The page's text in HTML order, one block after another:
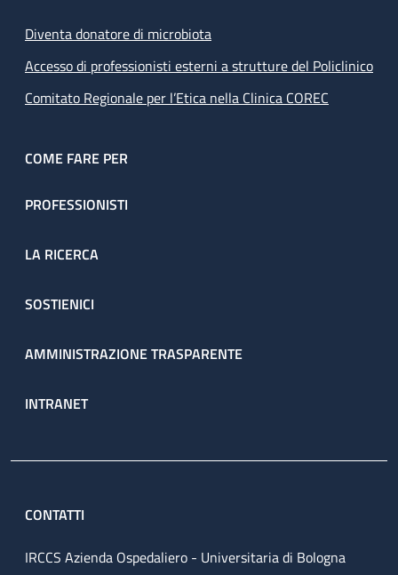
Diventa donatore di microbiota
Accesso di professionisti esterni a strutture del Policlinico
Comitato Regionale per l’Etica nella Clinica COREC
COME FARE PER
PROFESSIONISTI
LA RICERCA
SOSTIENICI
AMMINISTRAZIONE TRASPARENTE
INTRANET
CONTATTI
IRCCS Azienda Ospedaliero - Universitaria di Bologna